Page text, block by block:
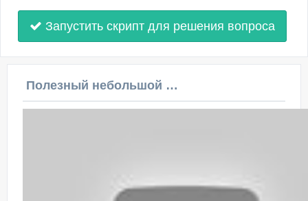
Запустить скрипт для решения вопроса
Полезный небольшой видеоурок по этой теме